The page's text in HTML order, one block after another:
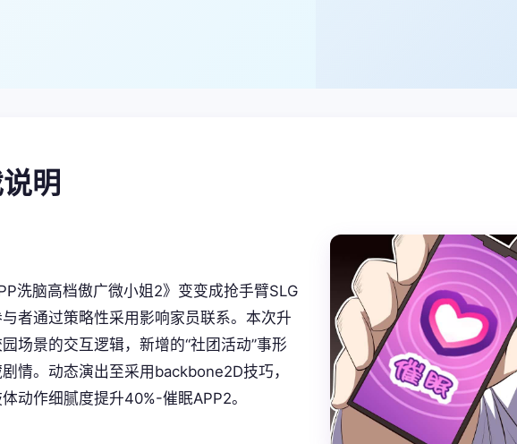
明
洗脑高档傲广微小姐2》变变成抢手臂SLG
者通过策略性采用影响家员联系。本次升
场景的交互逻辑，新增的“社团活动”事形
情。动态演出至采用backbone2D技巧，
动作细腻度提升40%-催眠APP2。